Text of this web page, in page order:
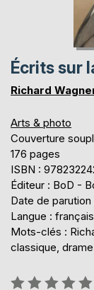
Écrits sur
Richard
Arts & photo
Couverture
176 pages
ISBN :
Éditeur : BoD -
Date de parution
Langue : français
Mots-clés :
classique,
Évaluation: